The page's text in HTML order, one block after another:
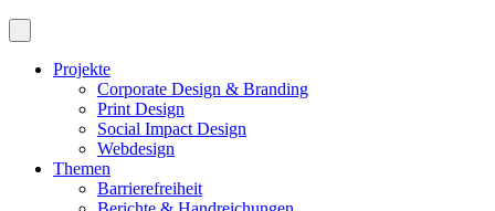
Projekte
Corporate Design & Branding
Print Design
Social Impact Design
Webdesign
Themen
Barrierefreiheit